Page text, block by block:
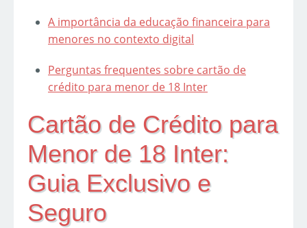
A importância da educação financeira para
menores no contexto digital
Perguntas frequentes sobre cartão de
crédito para menor de 18 Inter
Cartão de Crédito para
Menor de 18 Inter:
Guia Exclusivo e
Seguro